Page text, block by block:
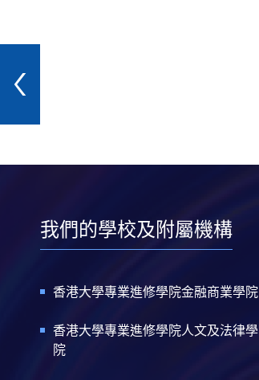
我們的學校及附屬機構
香港大學專業進修學院金融商業學院
香港大學專業進修學院人文及法律學
院